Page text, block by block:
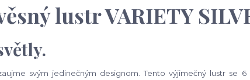
lustr VARIETY
svým jedinečným designom. Tento výjimečný lustr se 6